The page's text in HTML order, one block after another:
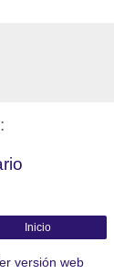
Inicio
versión web